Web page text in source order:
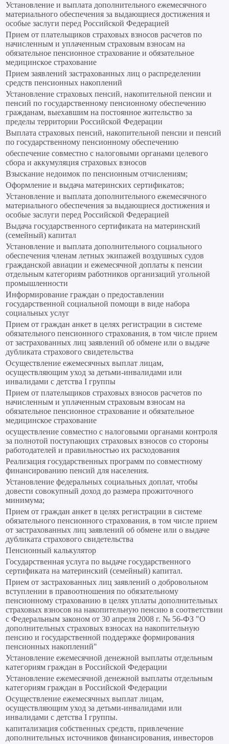
Установление и выплата дополнительного ежемесячного
материального обеспечения за выдающиеся достижения и
особые заслуги перед Российской Федерацией
Прием от плательщиков страховых взносов расчетов по
начисленным и уплаченным страховым взносам на
обязательное пенсионное страхование и обязательное
медицинское страхование
Прием заявлений застрахованных лиц о распределении
средств пенсионных накоплений
Установление страховых пенсий, накопительной пенсии и
пенсий по государственному пенсионному обеспечению
гражданам, выехавшим на постоянное жительство за
пределы территории Российской Федерации
Выплата страховых пенсий, накопительной пенсии и пенсий
по государственному пенсионному обеспечению
обеспечение совместно с налоговыми органами целевого
сбора и аккумуляция страховых взносов
Взыскание недоимок по пенсионным отчислениям;
Оформление и выдача материнских сертификатов;
Установление и выплата дополнительного ежемесячного
материального обеспечения за выдающиеся достижения и
особые заслуги перед Российской Федерацией
Выдача государственного сертификата на материнский
(семейный) капитал
Установление и выплата дополнительного социального
обеспечения членам летных экипажей воздушных судов
гражданской авиации и ежемесячной доплаты к пенсии
отдельным категориям работников организаций угольной
промышленности
Информирование граждан о предоставлении
государственной социальной помощи в виде набора
социальных услуг
Прием от граждан анкет в целях регистрации в системе
обязательного пенсионного страхования, в том числе прием
от застрахованных лиц заявлений об обмене или о выдаче
дубликата страхового свидетельства
Осуществление ежемесячных выплат лицам,
осуществляющим уход за детьми-инвалидами или
инвалидами с детства I группы
Прием от плательщиков страховых взносов расчетов по
начисленным и уплаченным страховым взносам на
обязательное пенсионное страхование и обязательное
медицинское страхование
осуществление совместно с налоговыми органами контроля
за полнотой поступающих страховых взносов со стороны
работодателей и правильностью их расходования
Реализация государственных программ по совместному
финансированию пенсий для населения.
Установление федеральных социальных доплат, чтобы
довести совокупный доход до размера прожиточного
минимума;
Прием от граждан анкет в целях регистрации в системе
обязательного пенсионного страхования, в том числе прием
от застрахованных лиц заявлений об обмене или о выдаче
дубликата страхового свидетельства
Пенсионный калькулятор
Государственная услуга по выдаче государственного
сертификата на материнский (семейный) капитал.
Прием от застрахованных лиц заявлений о добровольном
вступлении в правоотношения по обязательному
пенсионному страхованию в целях уплаты дополнительных
страховых взносов на накопительную пенсию в соответствии
с Федеральным законом от 30 апреля 2008 г. № 56-ФЗ "О
дополнительных страховых взносах на накопительную
пенсию и государственной поддержке формирования
пенсионных накоплений"
Установление ежемесячной денежной выплаты отдельным
категориям граждан в Российской Федерации
Установление ежемесячной денежной выплаты отдельным
категориям граждан в Российской Федерации
Осуществление ежемесячных выплат лицам,
осуществляющим уход за детьми-инвалидами или
инвалидами с детства I группы.
капитализация собственных средств, привлечение
дополнительных источников финансирования, инвесторов